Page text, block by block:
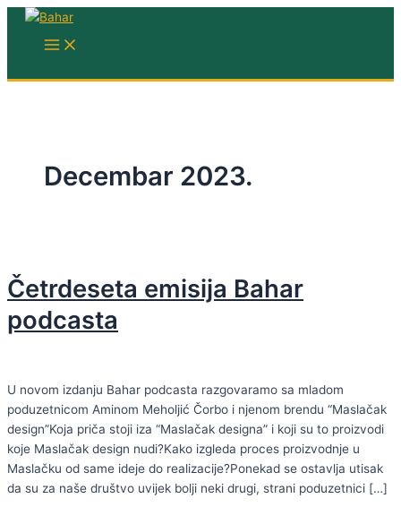
Skip
MAIN
MENU
Decembar 2023.
Četrdeseta emisija Bahar
podcasta
U novom izdanju Bahar podcasta razgovaramo sa mladom
poduzetnicom Aminom Meholjić Čorbo i njenom brendu “Maslačak
design”Koja priča stoji iza “Maslačak designa” i koji su to proizvodi
koje Maslačak design nudi?Kako izgleda proces proizvodnje u
Maslačku od same ideje do realizacije?Ponekad se ostavlja utisak
da su za naše društvo uvijek bolji neki drugi, strani poduzetnici […]